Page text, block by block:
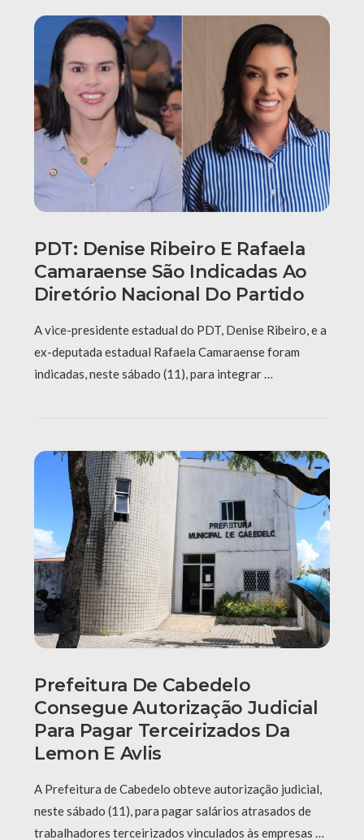
PDT: Denise Ribeiro E Rafaela
Camaraense São Indicadas Ao
Diretório Nacional Do Partido
A vice-presidente estadual do PDT, Denise Ribeiro, e a
ex-deputada estadual Rafaela Camaraense foram
indicadas, neste sábado (11), para integrar …
Prefeitura De Cabedelo
Consegue Autorização Judicial
Para Pagar Terceirizados Da
Lemon E Avlis
A Prefeitura de Cabedelo obteve autorização judicial,
neste sábado (11), para pagar salários atrasados de
trabalhadores terceirizados vinculados às empresas …